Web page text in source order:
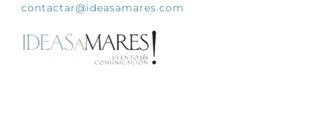
contactar@ideasamares.com